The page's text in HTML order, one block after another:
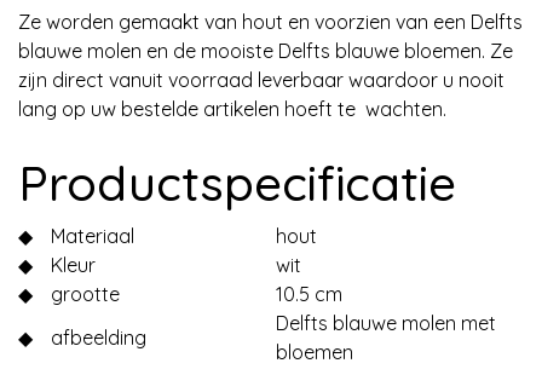
Ze worden gemaakt van hout en voorzien van een Delfts
blauwe molen en de mooiste Delfts blauwe bloemen. Ze
zijn direct vanuit voorraad leverbaar waardoor u nooit
lang op uw bestelde artikelen hoeft te wachten.
Productspecificatie
◆ Materiaal
hout
◆
Kleur
wit
◆
grootte
10.5 cm
◆
afbeelding
Delfts blauwe molen met
bloemen